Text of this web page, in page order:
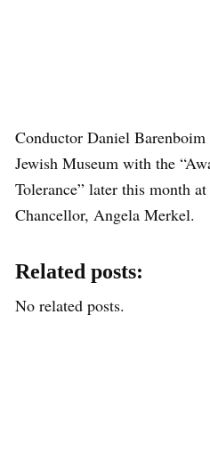
Conductor Daniel
Jewish Museum with the
Tolerance” later this month
Chancellor, Angela Merkel.
Related posts:
No related posts.